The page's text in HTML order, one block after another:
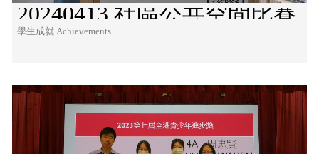
20240413 社區公共空間比賽
學生成就 Achievements